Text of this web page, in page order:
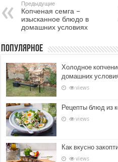
Предыдущие
Копченая семга –
изысканное блюдо в
домашних условиях
Популярное
Холодное
домашних
views
Рецепты блюд из
views
Как вкусно
views